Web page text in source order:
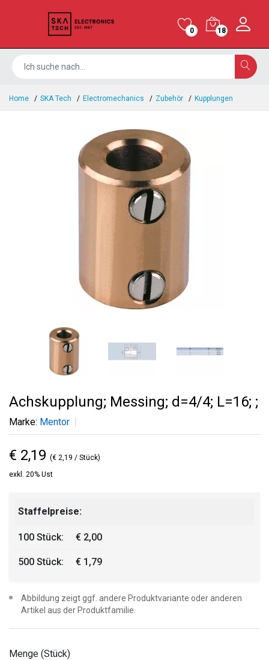
0 18
Home SKA Tech Electromechanics Zubehör Kupplungen
Achskupplung; Messing; d=4/4; L=16; ;
Marke: Mentor
€ 2,19 (€ 2,19 / Stück)
exkl. 20% Ust
Staffelpreise:
100 Stück: € 2,00
500 Stück: € 1,79
Abbildung zeigt ggf. andere Produktvariante oder anderen
Artikel aus der Produktfamilie.
Menge (Stück)